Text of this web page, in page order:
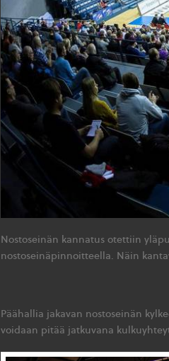
Nostoseinän kannatus otettiin
nostoseinäpinnoitteella. Näin
Päähallia jakavan nostoseinän
voidaan pitää jatkuvana